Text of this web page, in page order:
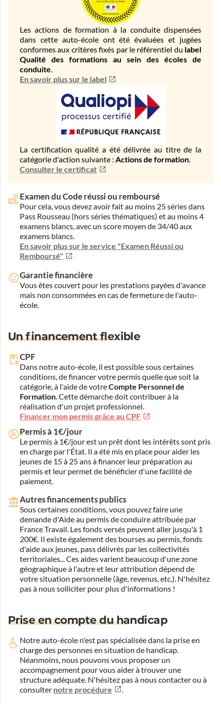
Les actions de formation à la conduite dispensées
dans cette auto-école ont été évaluées et jugées
conformes aux critères fixés par le référentiel du label
Qualité des formations au sein des écoles de
conduite.
En savoir plus sur le label
La certification qualité a été délivrée au titre de la
catégorie d'action suivante : Actions de formation.
Consulter le certificat
Examen du Code réussi ou remboursé
Pour cela, vous devez avoir fait au moins 25 séries dans
Pass Rousseau (hors séries thématiques) et au moins 4
examens blancs, avec un score moyen de 34/40 aux
examens blancs.
En savoir plus sur le service "Examen Réussi ou
Remboursé"
Garantie financière
Vous êtes couvert pour les prestations payées d'avance
mais non consommées en cas de fermeture de l'auto-
école.
Un financement flexible
CPF
Dans notre auto-école, il est possible sous certaines
conditions, de financer votre permis quelle que soit la
catégorie, à l'aide de votreCompte Personnel de
Formation. Cette démarche doit contribuer à la
réalisation d'un projet professionnel.
Financer mon permis grâce au CPF
Permis à 1€/jour
Le permis à 1€/jour est un prêt dont les intérêts sont pris
en charge par l'État. Il a été mis en place pour aider les
jeunes de 15 à 25 ans à financer leur préparation au
permis et leur permet de bénéficier d'une facilité de
paiement.
Autres financements publics
Sous certaines conditions, vous pouvez faire une
demande d'Aide au permis de conduire attribuée par
France Travail. Les fonds versés peuvent aller jusqu'à 1
200€. Il existe également des bourses au permis, fonds
d'aide aux jeunes, pass délivrés par les collectivités
territoriales... Ces aides varient beaucoup d'une zone
géographique à l'autre et leur attribution dépend de
votre situation personnelle (âge, revenus, etc.). N'hésitez
pas à nous solliciter pour plus d'informations !
Prise en compte du handicap
Notre auto-école n'est pas spécialisée dans la prise en
charge des personnes en situation de handicap.
Néanmoins, nous pouvons vous proposer un
accompagnement pour vous aider à trouver une
structure adéquate. N'hésitez pas à nous contacter ou à
consulter notre procédure